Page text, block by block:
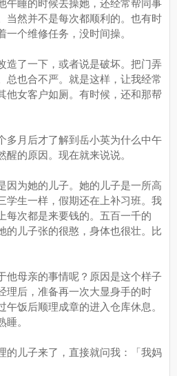
睡的时候去操她，还经常帮同事
当然并不是每次都顺利的。也有时
个维修任务，没时间操。
了一下，或者说是破坏。把门弄
总也合不严。就是这样，让我经常
他女客户如厕。有时候，还和那帮
月后才了解到岳小英为什么中午
的原因。现在就来说说。
为她的儿子。她的儿子是一所高
学生一样，假期还在上补习班。我
每次都是来要钱的。五百一千的
的儿子张的很憨，身体也很壮。比
母亲的事情呢？原因是这个样子
理后，准备再一次大显身手的时
饭后顺理成章的进入仓库休息。
。
儿子来了，直接就问我：「我妈